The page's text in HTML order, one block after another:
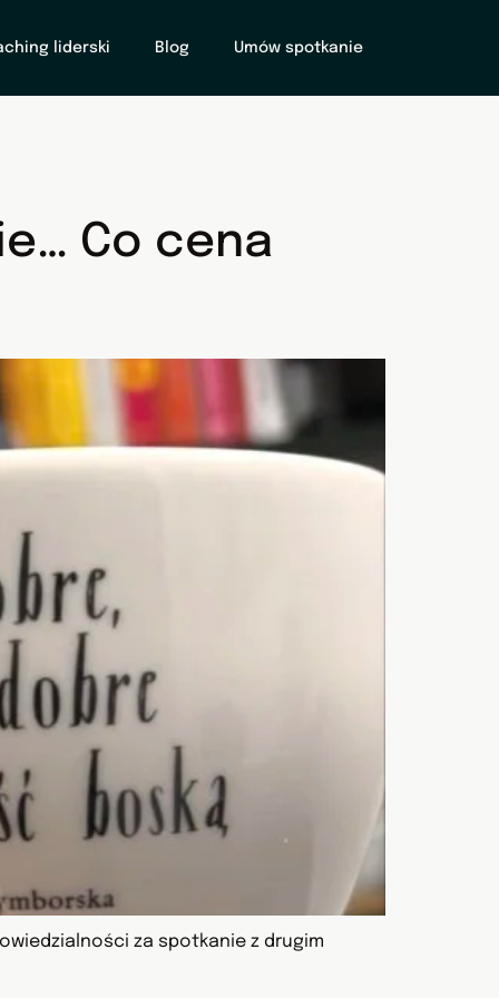
liderski Blog Umów spotkanie
Co cena
za spotkanie z drugim